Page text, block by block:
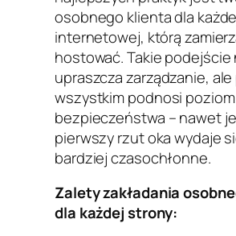
osobnego klienta dla
internetowej, którą
hostować. Takie podejście
upraszcza zarządzanie,
wszystkim podnosi poziom
bezpieczeństwa – nawet
pierwszy rzut oka wydaje
bardziej czasochłonne.
Zalety zakładania
dla każdej strony: